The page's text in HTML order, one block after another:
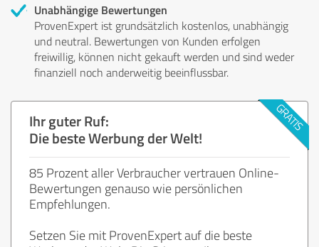
Unabhängige Bewertungen
ProvenExpert ist grundsätzlich kostenlos, unabhängig
und neutral. Bewertungen von Kunden erfolgen
freiwillig, können nicht gekauft werden und sind weder
finanziell noch anderweitig beeinflussbar.
Ihr guter Ruf:
Die beste Werbung der Welt!
85 Prozent aller Verbraucher vertrauen Online-
Bewertungen genauso wie persönlichen
Empfehlungen.
Setzen Sie mit ProvenExpert auf die beste